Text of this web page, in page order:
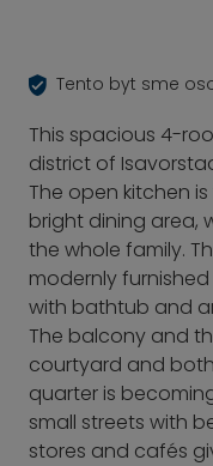
Tento byt sme
This spacious 4-
district of
The open kitchen
bright dining area,
the whole family.
modernly
with bathtub and
The balcony and
courtyard and
quarter is
small streets with
stores and cafés